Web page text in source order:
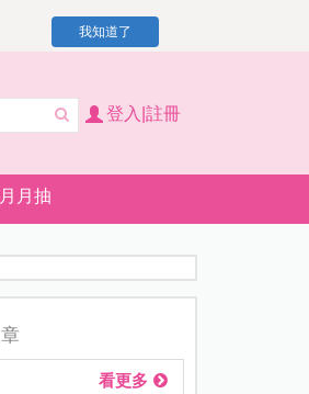
我知道了
登入|註冊
月抽
看更多